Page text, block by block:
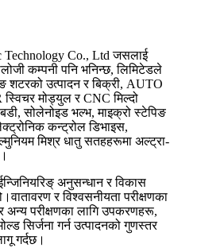
Technology Co., Ltd जसलाई
कम्पनी पनि भनिन्छ, लिमिटेडले
शटरको उत्पादन र बिक्री, AUTO
मोड्युल र CNC मिल्दो
सोलेनोइड भल्भ, माइक्रो स्टेपिङ
कन्ट्रोल डिभाइस,
मिश्र धातु सतहहरूमा अल्ट्रा-
अनुसन्धान र विकास
र विश्वसनीयता परीक्षणका
अन्य परीक्षणका लागि उपकरणहरू,
सिर्जना गर्न उत्पादनको गुणस्तर
गर्दछ।